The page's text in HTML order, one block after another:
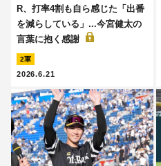
R、打率4割も自ら感じた「出番
を減らしている」...今宮健太の
言葉に抱く感謝
2軍
2026.6.21